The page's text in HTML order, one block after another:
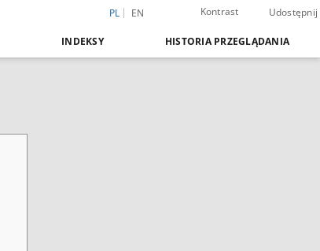
PL EN Kontrast Udostępnij
INDEKSY HISTORIA PRZEGLĄDANIA